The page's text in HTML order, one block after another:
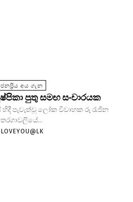
ජනප්‍රිය අය ගැන
පුතු සමඟ සංචාරයක
පැවැත්වූ ලෝක විවාහක රූ රැජින
තරගාවලියේ...
ILOVEYOU@LK